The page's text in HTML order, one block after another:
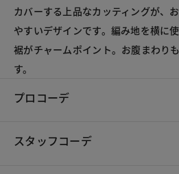
カバーする上品なカッティングが、
やすいデザインです。編み地を横に
裾がチャームポイント。お腹まわり
す。
プロコーデ
スタッフコーデ